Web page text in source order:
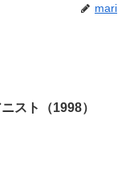
mari
スト（1998）